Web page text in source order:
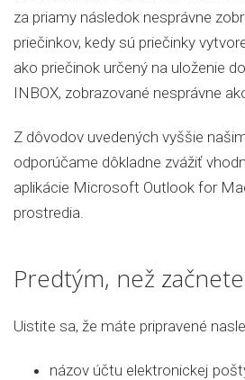
za priamy následok nesprávne
priečinkov, kedy sú priečinky
ako priečinok určený na uloženie
INBOX, zobrazované nesprávne
Z dôvodov uvedených vyššie
odporúčame dôkladne zvážiť
aplikácie Microsoft Outlook for
prostredia.
Predtým, než začnete
Uistite sa, že máte pripravené
názov účtu elektronickej